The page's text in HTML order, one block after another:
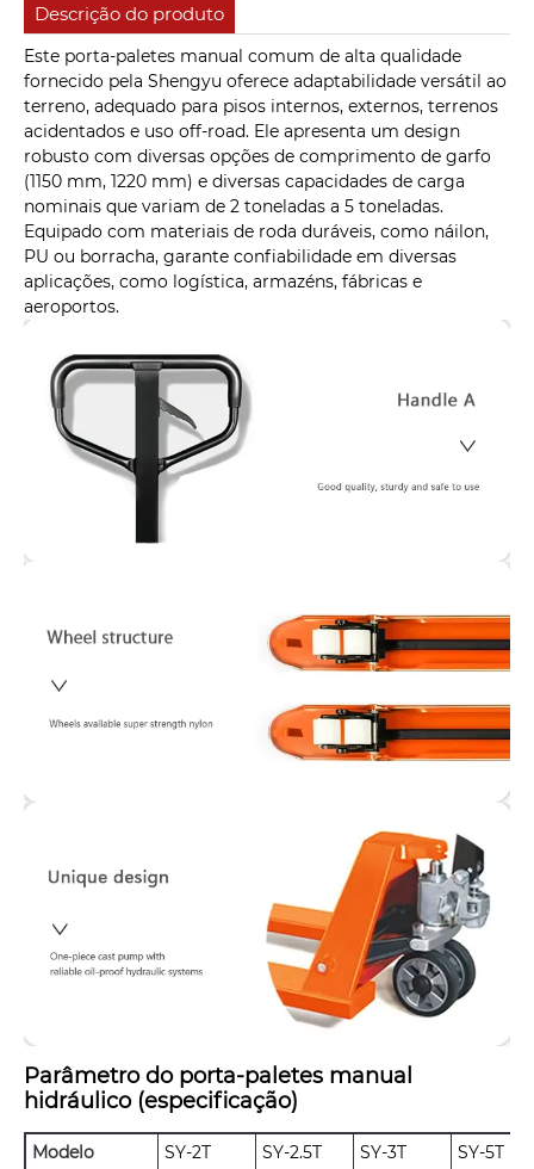
Descrição do produto
Este porta-paletes manual comum de alta qualidade
fornecido pela Shengyu oferece adaptabilidade versátil ao
terreno, adequado para pisos internos, externos, terrenos
acidentados e uso off-road. Ele apresenta um design
robusto com diversas opções de comprimento de garfo
(1150 mm, 1220 mm) e diversas capacidades de carga
nominais que variam de 2 toneladas a 5 toneladas.
Equipado com materiais de roda duráveis, como náilon,
PU ou borracha, garante confiabilidade em diversas
aplicações, como logística, armazéns, fábricas e
aeroportos.
Parâmetro do porta-paletes manual
hidráulico (especificação)
Modelo SY-2T SY-2.5T SY-3T SY-5T